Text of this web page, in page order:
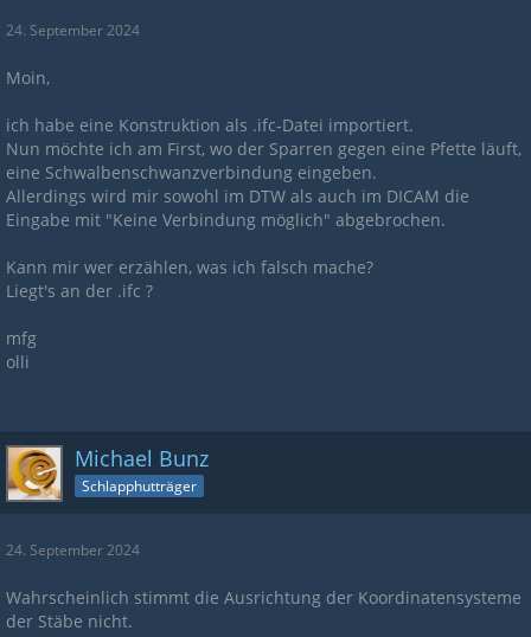
24. September 2024
Moin,
ich habe eine Konstruktion als .ifc-Datei importiert.
Nun möchte ich am First, wo der Sparren gegen eine Pfette läuft,
eine Schwalbenschwanzverbindung eingeben.
Allerdings wird mir sowohl im DTW als auch im DICAM die
Eingabe mit "Keine Verbindung möglich" abgebrochen.
Kann mir wer erzählen, was ich falsch mache?
Liegt's an der .ifc ?
mfg
olli
Michael Bunz
Schlapphutträger
24. September 2024
Wahrscheinlich stimmt die Ausrichtung der Koordinatensysteme
der Stäbe nicht.